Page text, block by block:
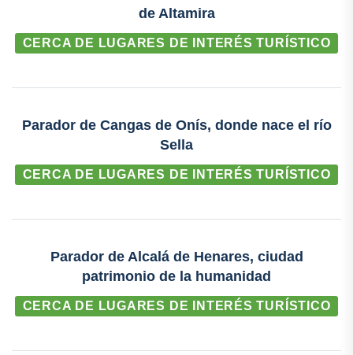
de Altamira
CERCA DE LUGARES DE INTERÉS TURÍSTICO
Parador de Cangas de Onís, donde nace el río
Sella
CERCA DE LUGARES DE INTERÉS TURÍSTICO
Parador de Alcalá de Henares, ciudad
patrimonio de la humanidad
CERCA DE LUGARES DE INTERÉS TURÍSTICO